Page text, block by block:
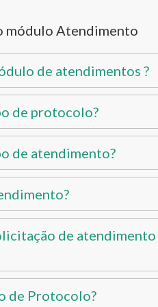
módulo Atendimento
de atendimentos ?
de protocolo?
de atendimento?
de atendimento
de Protocolo?